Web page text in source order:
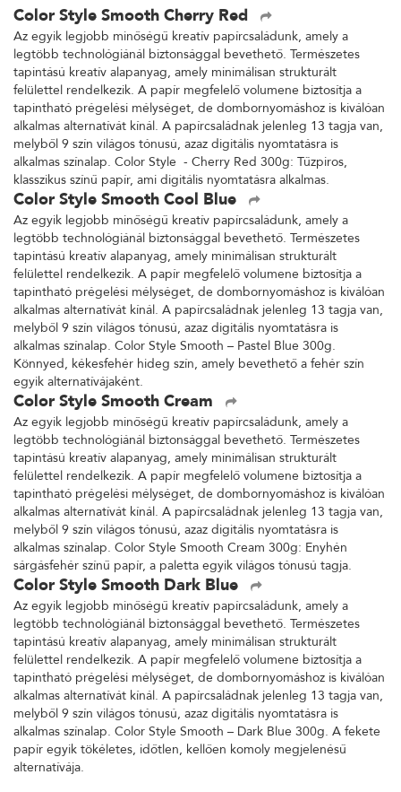
Color Style Smooth Cherry Red
Az egyik legjobb minőségű kreatív papírcsaládunk, amely a
legtöbb technológiánál biztonsággal bevethető. Természetes
tapintású kreatív alapanyag, amely minimálisan strukturált
felülettel rendelkezik. A papír megfelelő volumene biztosítja a
tapintható prégelési mélységet, de dombornyomáshoz is kiválóan
alkalmas alternatívát kínál. A papírcsaládnak jelenleg 13 tagja van,
melyből 9 szín világos tónusú, azaz digitális nyomtatásra is
alkalmas színalap. Color Style - Cherry Red 300g: Tűzpiros,
klasszikus színű papír, ami digitális nyomtatásra alkalmas.
Color Style Smooth Cool Blue
Az egyik legjobb minőségű kreatív papírcsaládunk, amely a
legtöbb technológiánál biztonsággal bevethető. Természetes
tapintású kreatív alapanyag, amely minimálisan strukturált
felülettel rendelkezik. A papír megfelelő volumene biztosítja a
tapintható prégelési mélységet, de dombornyomáshoz is kiválóan
alkalmas alternatívát kínál. A papírcsaládnak jelenleg 13 tagja van,
melyből 9 szín világos tónusú, azaz digitális nyomtatásra is
alkalmas színalap. Color Style Smooth – Pastel Blue 300g.
Könnyed, kékesfehér hideg szín, amely bevethető a fehér szín
egyik alternatívájaként.
Color Style Smooth Cream
Az egyik legjobb minőségű kreatív papírcsaládunk, amely a
legtöbb technológiánál biztonsággal bevethető. Természetes
tapintású kreatív alapanyag, amely minimálisan strukturált
felülettel rendelkezik. A papír megfelelő volumene biztosítja a
tapintható prégelési mélységet, de dombornyomáshoz is kiválóan
alkalmas alternatívát kínál. A papírcsaládnak jelenleg 13 tagja van,
melyből 9 szín világos tónusú, azaz digitális nyomtatásra is
alkalmas színalap. Color Style Smooth Cream 300g: Enyhén
sárgásfehér színű papír, a paletta egyik világos tónusú tagja.
Color Style Smooth Dark Blue
Az egyik legjobb minőségű kreatív papírcsaládunk, amely a
legtöbb technológiánál biztonsággal bevethető. Természetes
tapintású kreatív alapanyag, amely minimálisan strukturált
felülettel rendelkezik. A papír megfelelő volumene biztosítja a
tapintható prégelési mélységet, de dombornyomáshoz is kiválóan
alkalmas alternatívát kínál. A papírcsaládnak jelenleg 13 tagja van,
melyből 9 szín világos tónusú, azaz digitális nyomtatásra is
alkalmas színalap. Color Style Smooth – Dark Blue 300g. A fekete
papír egyik tökéletes, időtlen, kellően komoly megjelenésű
alternatívája.